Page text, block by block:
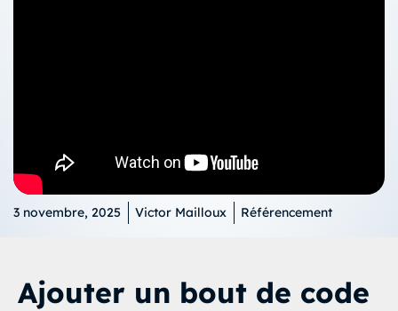
3 novembre, 2025 Victor Mailloux Référencement
Ajouter un bout de code